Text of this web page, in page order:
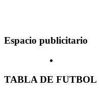
Espacio publicitario
TABLA DE FUTBOL